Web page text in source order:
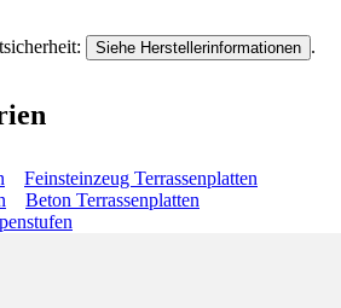
Siehe Herstellerinformationen .
Feinsteinzeug Terrassenplatten
Beton Terrassenplatten